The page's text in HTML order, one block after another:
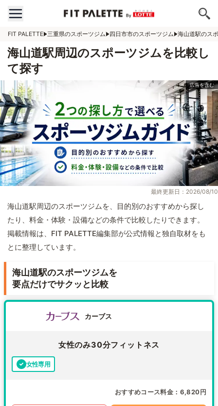
FIT PALETTE 三重県のスポーツジム 四日市市のスポーツジム 海山道駅のス
海山道駅周辺のスポーツジムを比較し
て探す
最終更新日：2026/08/10
海山道駅周辺のスポーツジムを、目的別のおすすめから探し
たり、料金・体験・設備などの条件で比較したりできます。
掲載情報は、FIT PALETTE編集部が公式情報と独自取材をも
とに整理しています。
海山道駅のスポーツジムを
要点だけでサクッと比較
カーブス
女性のみ30分フィットネス
女性専用
おすすめコース料金 6,820円